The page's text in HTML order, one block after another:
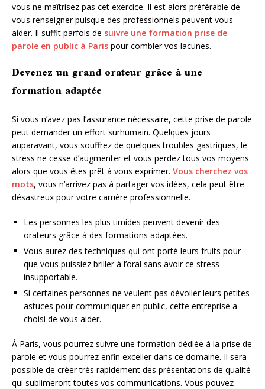
vous ne maîtrisez pas cet exercice. Il est alors préférable de
vous renseigner puisque des professionnels peuvent vous
aider. Il suffit parfois de suivre une formation prise de
parole en public à Paris pour combler vos lacunes.
Devenez un grand orateur grâce à une
formation adaptée
Si vous n’avez pas l’assurance nécessaire, cette prise de parole
peut demander un effort surhumain. Quelques jours
auparavant, vous souffrez de quelques troubles gastriques, le
stress ne cesse d’augmenter et vous perdez tous vos moyens
alors que vous êtes prêt à vous exprimer. Vous cherchez vos
mots, vous n’arrivez pas à partager vos idées, cela peut être
désastreux pour votre carrière professionnelle.
Les personnes les plus timides peuvent devenir des
orateurs grâce à des formations adaptées.
Vous aurez des techniques qui ont porté leurs fruits pour
que vous puissiez briller à l’oral sans avoir ce stress
insupportable.
Si certaines personnes ne veulent pas dévoiler leurs petites
astuces pour communiquer en public, cette entreprise a
choisi de vous aider.
À Paris, vous pourrez suivre une formation dédiée à la prise de
parole et vous pourrez enfin exceller dans ce domaine. Il sera
possible de créer très rapidement des présentations de qualité
qui sublimeront toutes vos communications. Vous pouvez